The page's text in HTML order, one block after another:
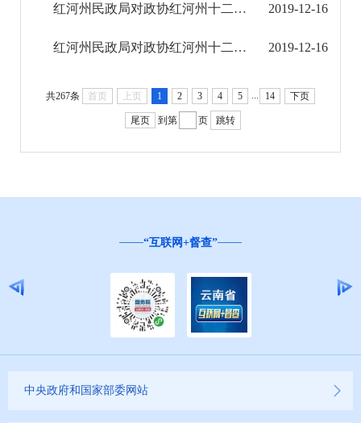
红河州民政局对政协红河州十二届二次会议第186号提案的答复 2019-12-16
红河州民政局对政协红河州十二届二次会议第185号提案的答复 2019-12-16
共267条 首页 上页 1 2 3 4 5 ... 14 下页
尾页 到第 页 跳转
“互联网+督查”
中央政府和国家部委网站